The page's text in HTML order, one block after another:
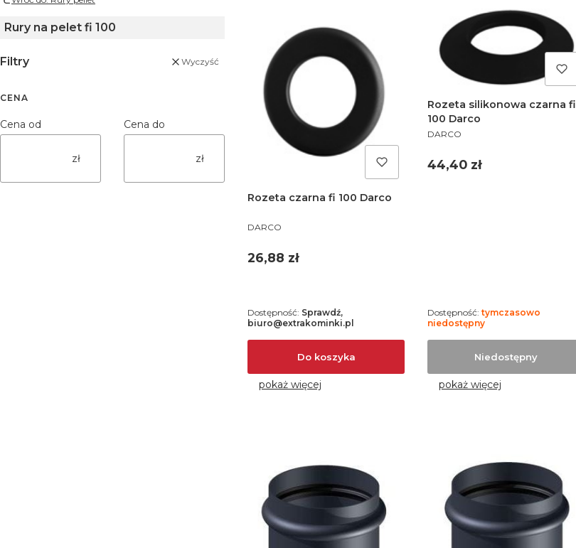
Rury na pelet fi 100
Filtry Wyczyść
CENA
Cena od
zł
Cena do
zł
Rozeta czarna fi 100 Darco
PRODUCENT
DARCO
Cena
26,88 zł
Do koszyka
Dostępność: Sprawdź,
biuro@extrakominki.pl
pokaż więcej
Rozeta silikonowa czarna fi
100 Darco
PRODUCENT
DARCO
Cena
44,40 zł
Niedostępny
Dostępność: tymczasowo
niedostępny
pokaż więcej